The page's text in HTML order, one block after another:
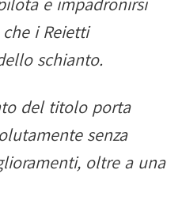
i Reietti
schianto.
del titolo porta
senza
oltre a una